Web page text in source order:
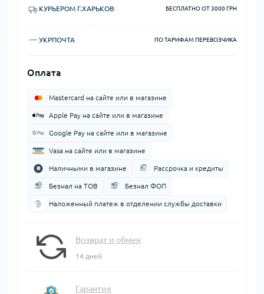
КУРЬЕРОМ Г.ХАРЬКОВ БЕСПЛАТНО ОТ 3000 ГРН
УКРПОЧТА ПО ТАРИФАМ ПЕРЕВОЗЧИКА
Оплата
Mastercard на сайте или в магазине
Apple Pay на сайте или в магазине
Google Pay на сайте или в магазине
Vasa на сайте или в магазине
Наличными в магазине Рассрочка и кредиты
Безнал на ТОВ Безнал ФОП
Наложенный платеж в отделении службы доставки
Возврат и обмен
14 дней
Гарантия